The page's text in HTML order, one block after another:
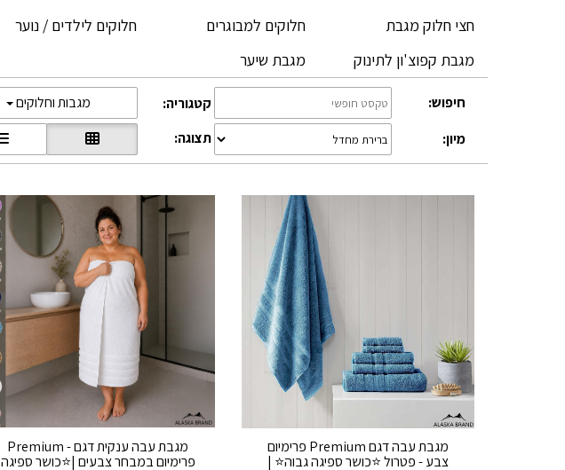
חצי חלוק מגבת חלוקים למבוגרים חלוקים לילדים / נוער
מגבת קפוצ'ון לתינוק
מגבת שיער
חיפוש: קטגוריה: מגבות וחלוקים
מיון:
תצוגה:
מגבת עבה דגם Premium פרימיום
צבע - פטרול ⭐כושר ספיגה גבוה⭐ |
מגבת עבה ענקית דגם - Premium
פרימיום במבחר צבעים |⭐כושר ספיגה